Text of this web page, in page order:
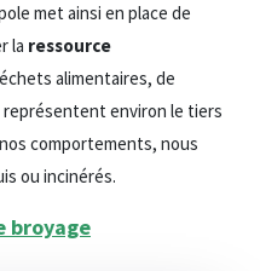
met ainsi en place de
la ressource
alimentaires, de
environ le tiers
comportements, nous
ou incinérés.
broyage